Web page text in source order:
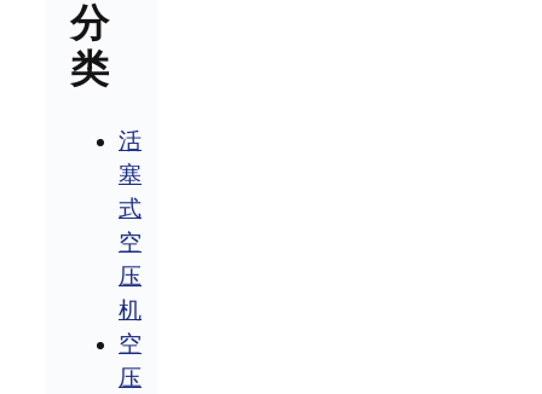
分
类
活
塞
式
空
压
机
空
压